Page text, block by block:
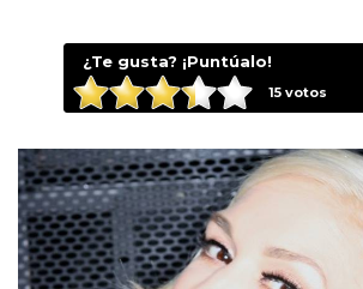
¿Te gusta? ¡Puntúalo!
15votos